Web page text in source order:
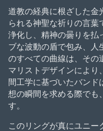
道教の経典に根ざした金
られる神聖な祈りの言葉
浄化し、精神の曇りを払
ブな波動の盾で包み、人
のすべての曲線は、その
マリストデザインにより
間工学に基づいたバン
想の瞬間を求める際でも
す。
このリングが真にユニー